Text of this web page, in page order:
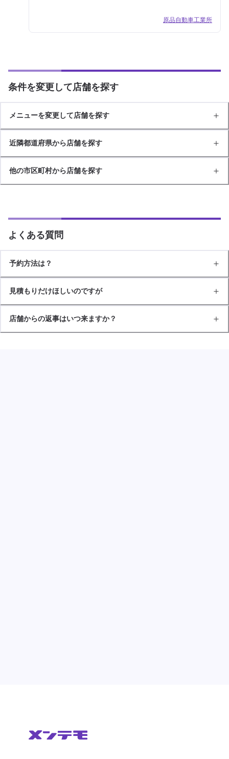
原品自動車工業所
条件を変更して店舗を探す
メニューを変更して店舗を探す
近隣都道府県から店舗を探す
他の市区町村から店舗を探す
よくある質問
予約方法は？
見積もりだけほしいのですが
店舗からの返事はいつ来ますか？